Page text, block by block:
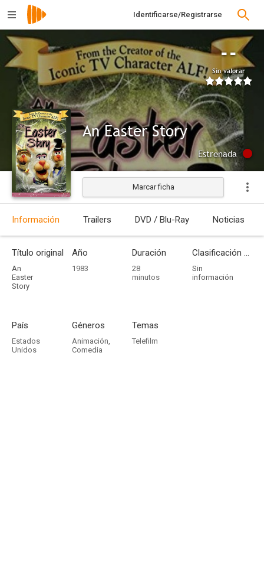
Identificarse/Registrarse
--
Sin valorar
An Easter Story
Estrenada
Marcar ficha
Información Trailers DVD / Blu-Ray Noticias
Título original
An
Easter
Story
Año
1983
Duración
28
minutos
Clasificación por edades
Sin
información
País
Estados
Unidos
Géneros
Animación,
Comedia
Temas
Telefilm